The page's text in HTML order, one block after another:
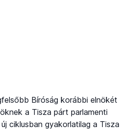
Bíróság korábbi elnökét
a Tisza párt parlamenti
ciklusban gyakorlatilag a Tisza